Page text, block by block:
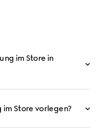
im Store in
im Store vorlegen?